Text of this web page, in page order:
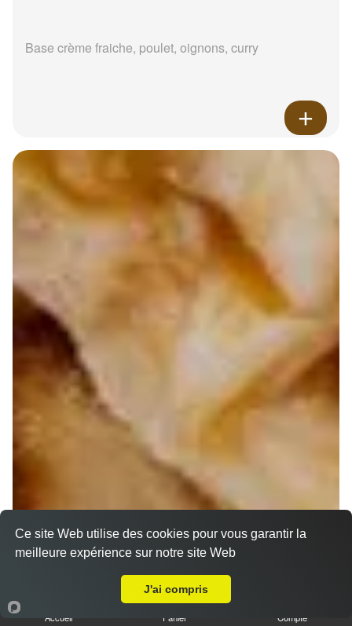
Base crème fraiche, poulet, oignons, curry
Accueil Panier Compte
Ce site Web utilise des cookies pour vous garantir la
meilleure expérience sur notre site Web
J'ai compris